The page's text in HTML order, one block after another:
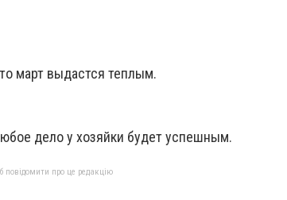
март выдастся теплым.
дело у хозяйки будет успешным.
повідомити про це редакцію